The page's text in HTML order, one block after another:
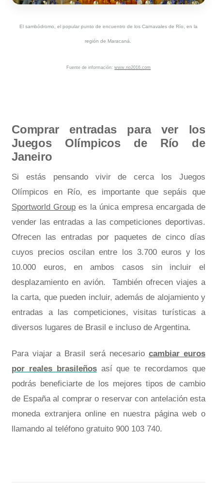
El sambódromo, el popular punto de encuentro de los Carnavales de Río, en la
región de Maracaná.
Fuente de información:www.rio2016.com
Comprar entradas para ver los
Juegos Olímpicos de Río de
Janeiro
Si estás pensando vivir de cerca los Juegos
Olímpicos en Río, es importante que sepáis que
Sportworld Group es la única empresa encargada de
vender las entradas a las competiciones deportivas.
Ofrecen las entradas por paquetes de cinco días
cuyos precios oscilan entre los 3.700 euros y los
10.000 euros, en ambos casos sin incluir el
desplazamiento en avión. También ofrecen viajes a
la carta, que pueden incluir, además de alojamiento y
entradas a las competiciones, visitas turísticas a
diversos lugares de Brasil e incluso de Argentina.
Para viajar a Brasil será necesario cambiar euros
por reales brasileñosasí que te recordamos que
podrás beneficiarte de los mejores tipos de cambio
de España al comprar o reservar con antelación esta
moneda extranjera online en nuestra página web o
llamando al teléfono gratuito 900 103 740.